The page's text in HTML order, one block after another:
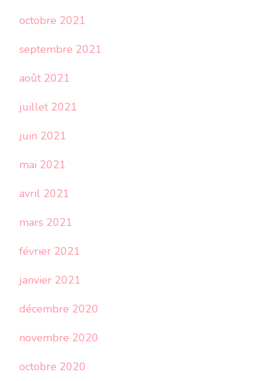
octobre 2021
septembre 2021
août 2021
juillet 2021
juin 2021
mai 2021
avril 2021
mars 2021
février 2021
janvier 2021
décembre 2020
novembre 2020
octobre 2020